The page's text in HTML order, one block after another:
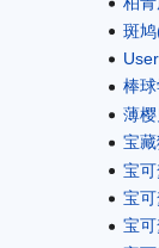
斑
棒
薄樱
宝
宝
宝
宝